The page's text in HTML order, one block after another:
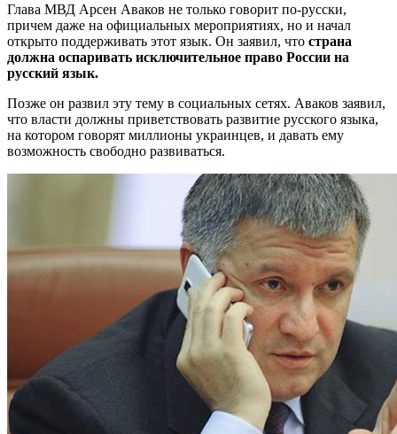
Глава МВД Арсен Аваков не только говорит по-русски,
причем даже на официальных мероприятиях, но и начал
открыто поддерживать этот язык. Он заявил, что страна
должна оспаривать исключительное право России на
русский язык.
Позже он развил эту тему в социальных сетях. Аваков заявил,
что власти должны приветствовать развитие русского языка,
на котором говорят миллионы украинцев, и давать ему
возможность свободно развиваться.